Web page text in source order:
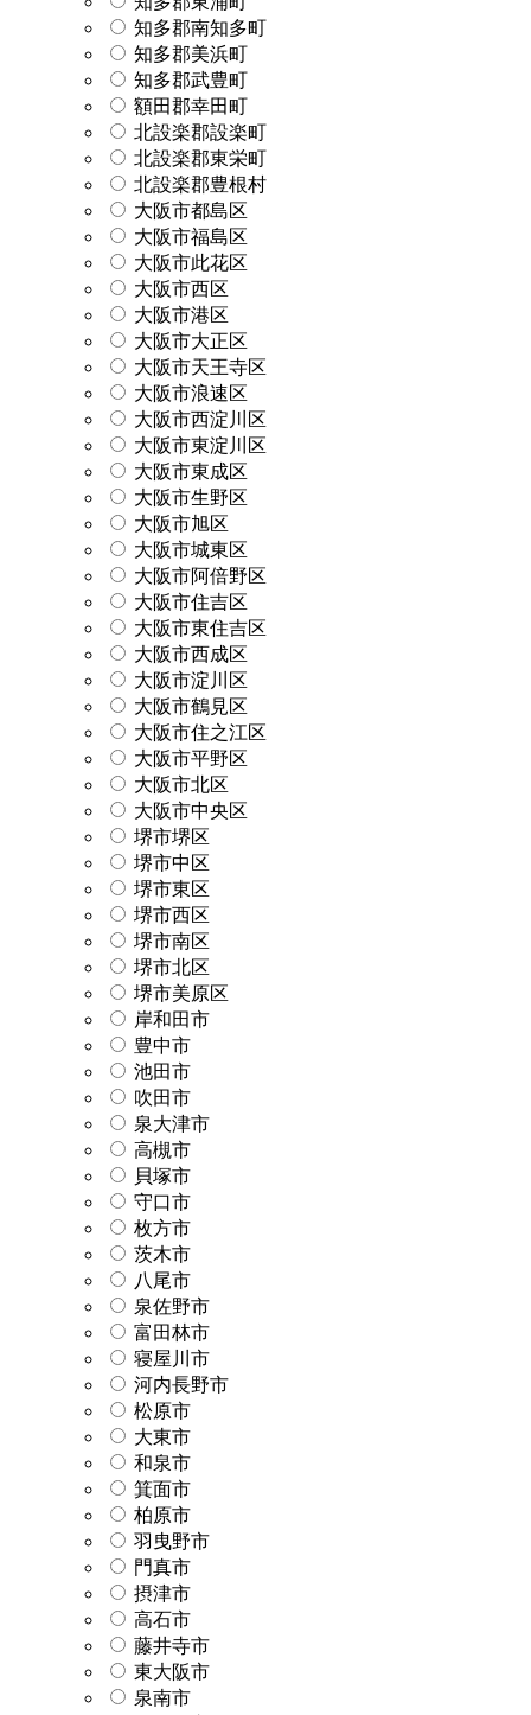
知多郡南知多町
知多郡美浜町
知多郡武豊町
額田郡幸田町
北設楽郡設楽町
北設楽郡東栄町
北設楽郡豊根村
大阪市都島区
大阪市福島区
大阪市此花区
大阪市西区
大阪市港区
大阪市大正区
大阪市天王寺区
大阪市浪速区
大阪市西淀川区
大阪市東淀川区
大阪市東成区
大阪市生野区
大阪市旭区
大阪市城東区
大阪市阿倍野区
大阪市住吉区
大阪市東住吉区
大阪市西成区
大阪市淀川区
大阪市鶴見区
大阪市住之江区
大阪市平野区
大阪市北区
大阪市中央区
堺市堺区
堺市中区
堺市東区
堺市西区
堺市南区
堺市北区
堺市美原区
岸和田市
豊中市
池田市
吹田市
泉大津市
高槻市
貝塚市
守口市
枚方市
茨木市
八尾市
泉佐野市
富田林市
寝屋川市
河内長野市
松原市
大東市
和泉市
箕面市
柏原市
羽曳野市
門真市
摂津市
高石市
藤井寺市
東大阪市
泉南市